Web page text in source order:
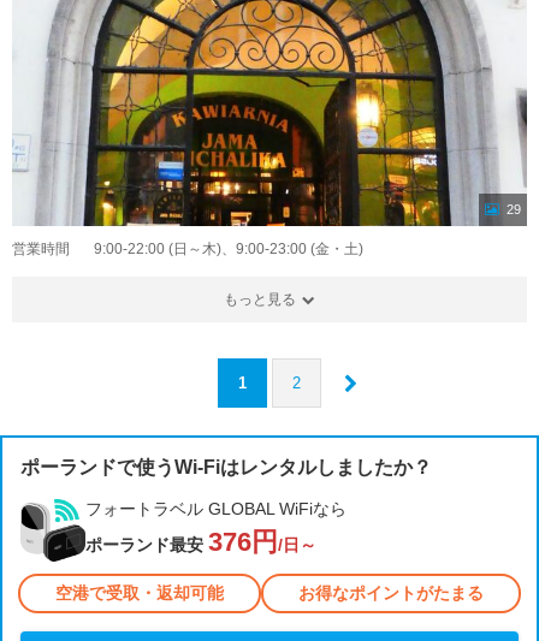
29
営業時間 9:00-22:00 (日～木)、9:00-23:00 (金・土)
もっと見る
1 2
ポーランドで使うWi-Fiはレンタルしましたか？
フォートラベル GLOBAL WiFiなら
ポーランド最安 376円 /日～
空港で受取・返却可能 お得なポイントがたまる